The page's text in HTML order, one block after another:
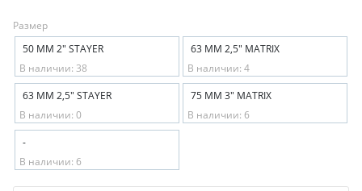
Размер
50 ММ 2" STAYER
В наличии: 38
63 ММ 2,5" MATRIX
В наличии: 4
63 ММ 2,5" STAYER
В наличии: 0
75 ММ 3" MATRIX
В наличии: 6
-
В наличии: 6